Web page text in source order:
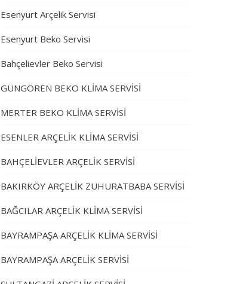
Esenyurt Arçelik Servisi
Esenyurt Beko Servisi
Bahçelievler Beko Servisi
GÜNGÖREN BEKO KLİMA SERVİSİ
MERTER BEKO KLİMA SERVİSİ
ESENLER ARÇELİK KLİMA SERVİSİ
BAHÇELİEVLER ARÇELİK SERVİSİ
BAKIRKÖY ARÇELİK ZUHURATBABA SERVİSİ
BAĞCILAR ARÇELİK KLİMA SERVİSİ
BAYRAMPAŞA ARÇELİK KLİMA SERVİSİ
BAYRAMPAŞA ARÇELİK SERVİSİ